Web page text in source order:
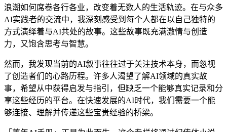
浪潮如何席卷各行各业，改变着无数人的生活轨迹。在与众多
AI实践者的交流中，我深刻感受到每个人都在以自己独特的
方式演绎着与AI共处的故事。这些故事既充满激情与创造
力，又饱含思考与智慧。
然而，我发现当前的AI叙事往往过于关注技术本身，而忽视
了创造者们的心路历程。许多人渴望了解AI领域的真实故
事，希望从中获得启发与指引，但缺乏一个能够真实记录和分
享这些经历的平台。在快速发展的AI时代，我们需要一个能
够连接、理解并传递这些宝贵经验的桥梁。